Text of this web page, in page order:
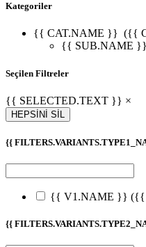
Kategoriler
{{ CAT.NAME }} ({{
{{ SUB.NAME }}
Seçilen Filtreler
{{ SELECTED.TEXT }} ×
HEPSİNİ SİL
{{
{{ V1.NAME }} ({{
{{